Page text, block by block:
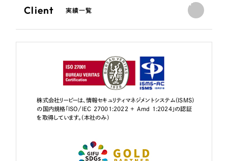
Client 実績一覧
株式会社リーピーは、情報セキュリティマネジメントシステム（ISMS）
の国内規格「ISO/IEC 27001:2022 + Amd 1:2024」の認証
を取得しています。（本社のみ）